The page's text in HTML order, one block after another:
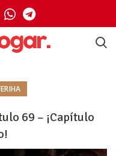
69 – ¡Capítulo